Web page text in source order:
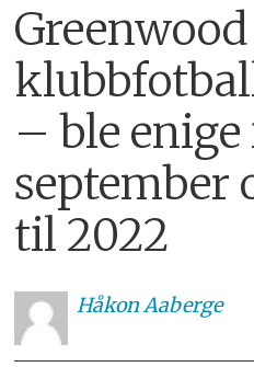
– ble enige
september
til 2022
HåkonAaberge